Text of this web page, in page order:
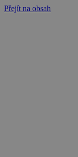
Přejít na obsah